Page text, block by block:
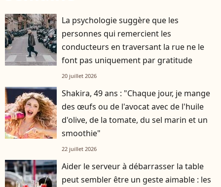
La psychologie suggère que les
personnes qui remercient les
conducteurs en traversant la rue ne le
font pas uniquement par gratitude
20 juillet 2026
Shakira, 49 ans : "Chaque jour, je mange
des œufs ou de l'avocat avec de l'huile
d'olive, de la tomate, du sel marin et un
smoothie"
22 juillet 2026
Aider le serveur à débarrasser la table
peut sembler être un geste aimable : les